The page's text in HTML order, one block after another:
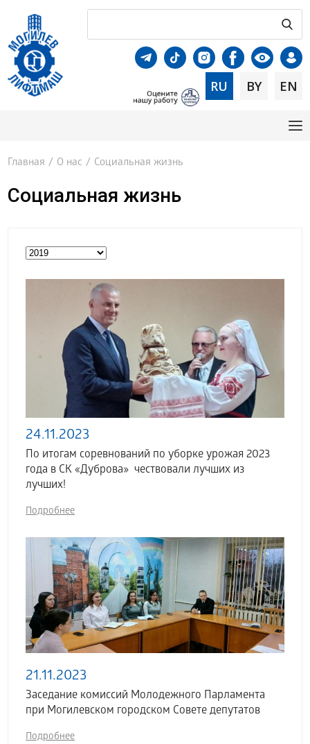
RU BY EN
Главная / О нас / Социальная жизнь
Социальная жизнь
24.11.2023
По итогам соревнований по уборке урожая 2023
года в СК «Дуброва» чествовали лучших из
лучших!
Подробнее
21.11.2023
Заседание комиссий Молодежного Парламента
при Могилевском городском Совете депутатов
Подробнее